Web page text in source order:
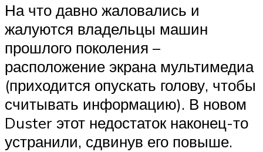
На что давно жаловались и
жалуются владельцы машин
прошлого поколения –
расположение экрана мультимедиа
(приходится опускать голову, чтобы
считывать информацию). В новом
Duster этот недостаток наконец-то
устранили, сдвинув его повыше.